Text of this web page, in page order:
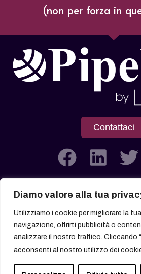
Diamo valore alla tua
Utilizziamo i cookie per migliorare la
navigazione, offrirti pubblicità o
analizzare il nostro traffico. Cliccando
acconsenti al nostro utilizzo dei
(non per forza in
Contattaci
Società soggetta all’attività di Direzione e
Lucient Group Srl
© 2026 All rights